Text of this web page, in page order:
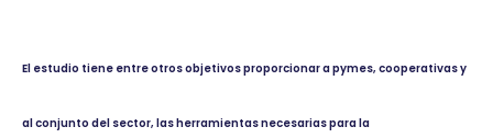
El estudio tiene entre otros objetivos proporcionar a pymes, cooperativas y
al conjunto del sector, las herramientas necesarias para la